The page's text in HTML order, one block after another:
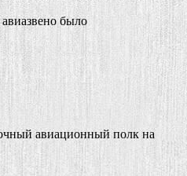
было
авиационный полк на